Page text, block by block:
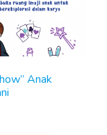
Anak